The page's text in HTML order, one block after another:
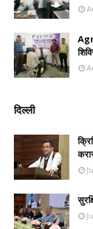
दिल्ली